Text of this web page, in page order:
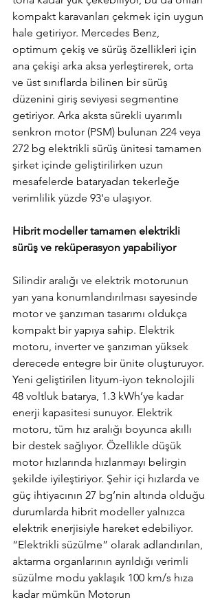
kompakt karavanları çekmek için uygun
hale getiriyor. Mercedes Benz,
optimum çekiş ve sürüş özellikleri için
ana çekişi arka aksa yerleştirerek, orta
ve üst sınıflarda bilinen bir sürüş
düzenini giriş seviyesi segmentine
getiriyor. Arka aksta sürekli uyarımlı
senkron motor (PSM) bulunan 224 veya
272 bg elektrikli sürüş ünitesi tamamen
şirket içinde geliştirilirken uzun
mesafelerde bataryadan tekerleğe
verimlilik yüzde 93'e ulaşıyor.
Hibrit modeller tamamen elektrikli
sürüş ve reküperasyon yapabiliyor
Silindir aralığı ve elektrik motorunun
yan yana konumlandırılması sayesinde
motor ve şanzıman tasarımı oldukça
kompakt bir yapıya sahip. Elektrik
motoru, inverter ve şanzıman yüksek
derecede entegre bir ünite oluşturuyor.
Yeni geliştirilen lityum-iyon teknolojili
48 voltluk batarya, 1.3 kWh’ye kadar
enerji kapasitesi sunuyor. Elektrik
motoru, tüm hız aralığı boyunca akıllı
bir destek sağlıyor. Özellikle düşük
motor hızlarında hızlanmayı belirgin
şekilde iyileştiriyor. Şehir içi hızlarda ve
güç ihtiyacının 27 bg’nin altında olduğu
durumlarda hibrit modeller yalnızca
elektrik enerjisiyle hareket edebiliyor.
“Elektrikli süzülme” olarak adlandırılan,
aktarma organlarının ayrıldığı verimli
süzülme modu yaklaşık 100 km/s hıza
kadar mümkün Motorun